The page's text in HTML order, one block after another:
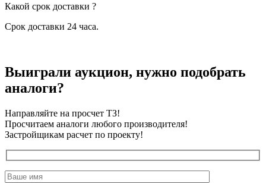
Какой срок доставки ?
Срок доставки 24 часа.
Выиграли аукцион, нужно подобрать
аналоги?
Направляйте на просчет ТЗ!
Просчитаем аналоги любого производителя!
Застройщикам расчет по проекту!